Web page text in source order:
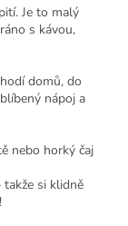
Je to malý
s kávou,
domů, do
nápoj a
nebo horký čaj
si klidně